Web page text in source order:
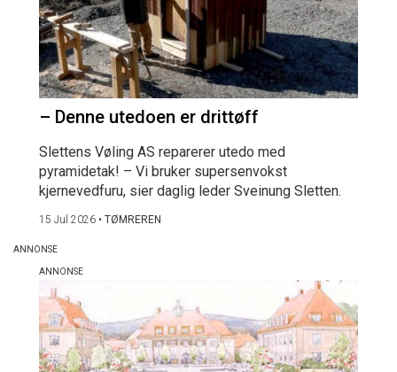
– Denne utedoen er drittøff
Slettens Vøling AS reparerer utedo med
pyramidetak! – Vi bruker supersenvokst
kjernevedfuru, sier daglig leder Sveinung Sletten.
15 Jul 2026 • TØMREREN